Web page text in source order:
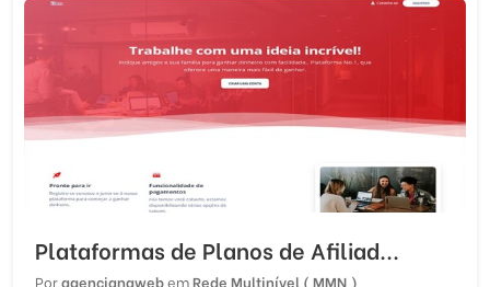
Plataformas de Planos de Afiliad...
PoragencianawebemRede Multinível ( MMN )